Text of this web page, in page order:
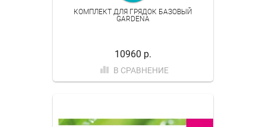
КОМПЛЕКТ ДЛЯ ГРЯДОК БАЗОВЫЙ
GARDENA
10960 р.
В СРАВНЕНИЕ